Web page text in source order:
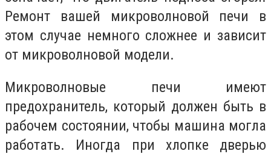
Ремонт вашей микроволновой печи в
этом случае немного сложнее и зависит
от микроволновой модели.
Микроволновые печи имеют
предохранитель, который должен быть в
рабочем состоянии, чтобы машина могла
работать. Иногда при хлопке дверью